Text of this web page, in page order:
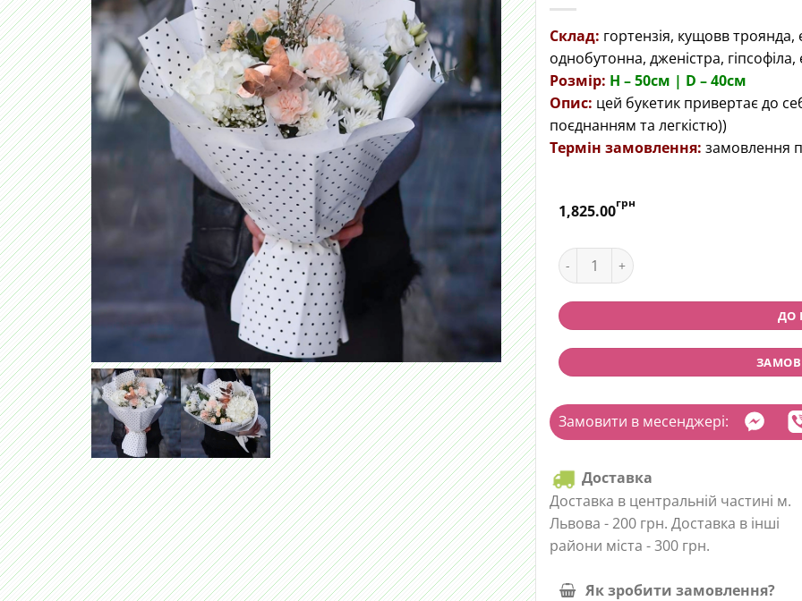
Склад: гортензія, кущовв
однобутонна, дженістра, гіпсофіла,
Розмір: H – 50cм | D – 40см
Опис: цей букетик привертає до
поєднанням та легкістю))
Термін замовлення: замовлення
1,825.00грн
Букет "Пір'їна" quantity
ДО
Замовити в месенджері:
Доставка
Доставка в центральній частині м.
Львова - 200 грн. Доставка в інші
райони міста - 300 грн.
Як зробити замовлення?